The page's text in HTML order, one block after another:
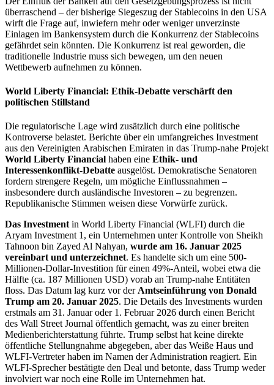
überraschend – der bisherige Siegeszug der Stablecoins in den USA
wirft die Frage auf, inwiefern mehr oder weniger unverzinste
Einlagen im Bankensystem durch die Konkurrenz der Stablecoins
gefährdet sein könnten. Die Konkurrenz ist real geworden, die
traditionelle Industrie muss sich bewegen, um den neuen
Wettbewerb aufnehmen zu können.
World Liberty Financial: Ethik-Debatte verschärft den
politischen Stillstand
Die regulatorische Lage wird zusätzlich durch eine politische
Kontroverse belastet. Berichte über ein umfangreiches Investment
aus den Vereinigten Arabischen Emiraten in das Trump-nahe Projekt
World Liberty Financial haben eine Ethik- und
Interessenkonflikt-Debatte ausgelöst. Demokratische Senatoren
fordern strengere Regeln, um mögliche Einflussnahmen –
insbesondere durch ausländische Investoren – zu begrenzen.
Republikanische Stimmen weisen diese Vorwürfe zurück.
Das Investmentin World Liberty Financial (WLFI) durch die
Aryam Investment 1, ein Unternehmen unter Kontrolle von Sheikh
Tahnoon bin Zayed Al Nahyan, wurde am 16. Januar 2025
vereinbart und unterzeichnet. Es handelte sich um eine 500-
Millionen-Dollar-Investition für einen 49%-Anteil, wobei etwa die
Hälfte (ca. 187 Millionen USD) vorab an Trump-nahe Entitäten
floss. Das Datum lag kurz vor derAmtseinführung von Donald
Trump am 20. Januar 2025. Die Details des Investments wurden
erstmals am 31. Januar oder 1. Februar 2026 durch einen Bericht
des Wall Street Journal öffentlich gemacht, was zu einer breiten
Medienberichterstattung führte. Trump selbst hat keine direkte
öffentliche Stellungnahme abgegeben, aber das Weiße Haus und
WLFI-Vertreter haben im Namen der Administration reagiert. Ein
WLFI-Sprecher bestätigte den Deal und betonte, dass Trump weder
involviert war noch eine Rolle im Unternehmen hat.